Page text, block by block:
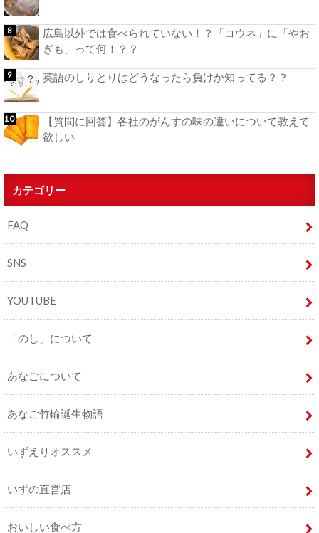
広島以外では食べられていない！？「コウネ」に「やお
ぎも」って何！？？
英語のしりとりはどうなったら負けか知ってる？？
【質問に回答】各社のがんすの味の違いについて教えて
欲しい
カテゴリー
FAQ
SNS
YOUTUBE
「のし」について
あなごについて
あなご竹輪誕生物語
いずえりオススメ
いずの直営店
おいしい食べ方